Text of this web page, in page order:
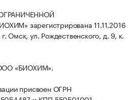
зарегистрирована 11.11.2016
Омск, ул. Рождественского, д. 9, к.
«БИОХИМ».
присвоен ОГРН